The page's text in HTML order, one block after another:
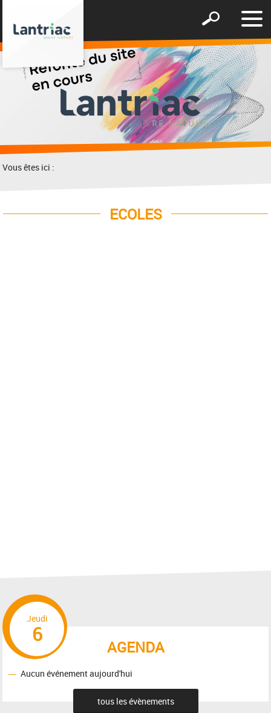
le
Afficher
formulaire
de
recherche
Vous êtes ici :
ECOLES
AGENDA
Jeudi
6
Aucun événement aujourd'hui
tous les évènements